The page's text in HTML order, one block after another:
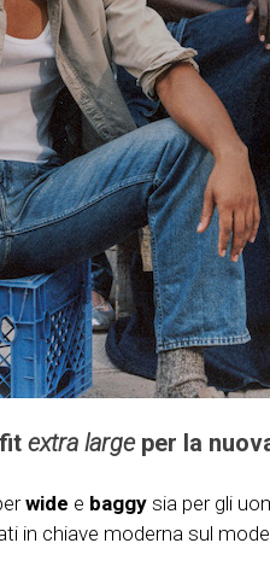
extra large per la
wide e baggy sia per gli
chiave moderna sul